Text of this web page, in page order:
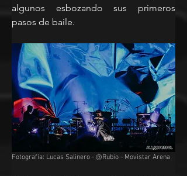
algunos esbozando sus primeros
pasos de baile.
Fotografía: Lucas Salinero - @Rubio - Movistar Arena